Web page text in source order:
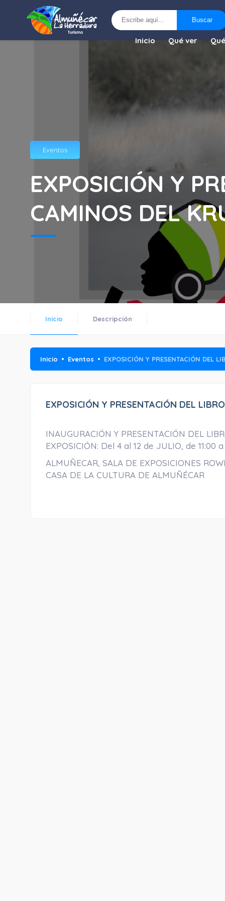
Buscar
Inicio Qué ver
Eventos
EXPOSICIÓN Y
CAMINOS DEL
Inicio Descripción
Inicio Eventos EXPOSICIÓN Y PRESENTACIÓN DEL
EXPOSICIÓN Y PRESENTACIÓN DEL
INAUGURACIÓN Y PRESENTACIÓN DEL
EXPOSICIÓN: Del 4 al 12 de JULIO, de 11:00
ALMUÑECAR, SALA DE EXPOSICIONES
CASA DE LA CULTURA DE ALMUÑÉCAR